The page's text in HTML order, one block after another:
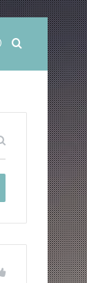
Kayıt OlArama yap